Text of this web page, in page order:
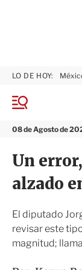
M
n
08 de Agosto de
LO DE HOY:
Un
alzado
El diputado
revisar este
magnitud;